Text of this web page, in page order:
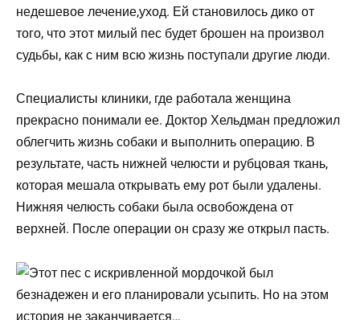
недешевое лечение,уход. Ей становилось дико от
того, что этот милый пес будет брошен на произвол
судьбы, как с ним всю жизнь поступали другие люди.
Специалисты клиники, где работала женщина
прекрасно понимали ее. Доктор Хельдман предложил
облегчить жизнь собаки и выполнить операцию. В
результате, часть нижней челюсти и рубцовая ткань,
которая мешала открывать ему рот были удалены.
Нижняя челюсть собаки была освобождена от
верхней. После операции он сразу же открыл пасть.